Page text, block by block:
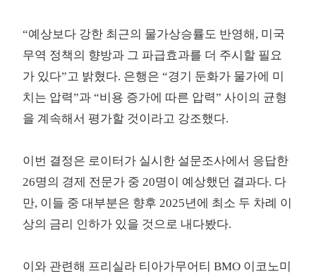
“예상보다 강한 최근의 물가상승률도 반영해, 미국
무역 정책의 향방과 그 파급효과를 더 주시할 필요
가 있다”고 밝혔다. 은행은 “경기 둔화가 물가에 미
치는 압력”과 “비용 증가에 따른 압력” 사이의 균형
을 계속해서 평가할 것이라고 강조했다.
이번 결정은 로이터가 실시한 설문조사에서 응답한
26명의 경제 전문가 중 20명이 예상했던 결과다. 다
만, 이들 중 대부분은 향후 2025년에 최소 두 차례 이
상의 금리 인하가 있을 것으로 내다봤다.
이와 관련해 프리실라 티아가무어티 BMO 이코노미